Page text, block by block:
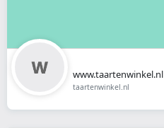
www.taartenwinkel.nl
taartenwinkel.nl